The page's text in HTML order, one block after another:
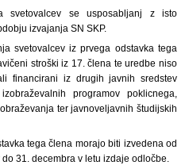
svetovalcev se usposabljanj z isto
izvajanja SN SKP.
svetovalcev iz prvega odstavka tega
stroški iz 17. člena te uredbe niso
financirani iz drugih javnih sredstev
programov poklicnega,
ter javnoveljavnih študijskih
tega člena morajo biti izvedena od
31. decembra v letu izdaje odločbe.